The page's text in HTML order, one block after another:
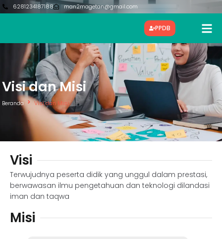
6281234187188 man2magetan@gmail.com
PPDB
Visi dan Misi
Beranda Visi dan Misi
Visi
Terwujudnya peserta didik yang unggul dalam prestasi,
berwawasan ilmu pengetahuan dan teknologi dilandasi
iman dan taqwa
Misi